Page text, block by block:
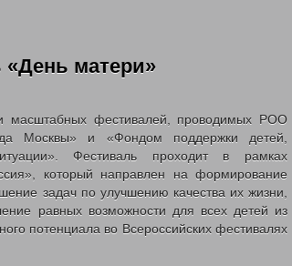
учреждений матери»
масштабных фестивалей, проводимых PОО
Москвы» и «Фондом поддержки детей,
Фестиваль проходит в рамках
который направлен на формирование
задач по улучшению качества их жизни,
равных возможности для всех детей из
потенциала во Всероссийских фестивалях